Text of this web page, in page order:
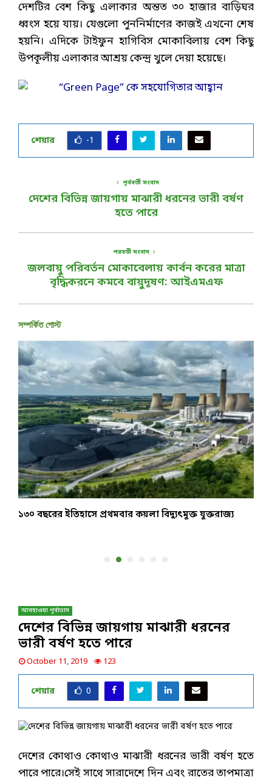
দেশটির বেশ কিছু এলাকার অন্তত ৩০ হাজার বাড়িঘর
ধ্বংস হয়ে যায়। যেগুলো পুননির্মাণের কাজই এখনো শেষ
হয়নি। এদিকে টাইফুন হাগিবিস মোকাবিলায় বেশ কিছু
উপকূলীয় এলাকার আশ্রয় কেন্দ্র খুলে দেয়া হয়েছে।
শেয়ার -1
পূর্ববর্তী সংবাদ
দেশের বিভিন্ন জায়গায় মাঝারী ধরনের ভারী বর্ষণ
হতে পারে
পরবর্তী সংবাদ
জলবায়ু পরিবর্তন মোকাবেলায় কার্বন করের মাত্রা
বৃদ্ধিকরনে কমবে বায়ুদূষণ: আইএমএফ
সম্পর্কিত পোস্ট
১৩০ বছরের ইতিহাসে প্রথমবার কয়লা বিদ্যুৎমুক্ত যুক্তরাজ্য
আবহাওয়া পূর্বাভাস
দেশের বিভিন্ন জায়গায় মাঝারী ধরনের
ভারী বর্ষণ হতে পারে
October 11, 2019 123
শেয়ার 0
দেশের কোথাও কোথাও মাঝারী ধরনের ভারী বর্ষণ হতে
পারে পারে।সেই সাথে সারাদেশে দিন এবং রাতের তাপমাত্রা